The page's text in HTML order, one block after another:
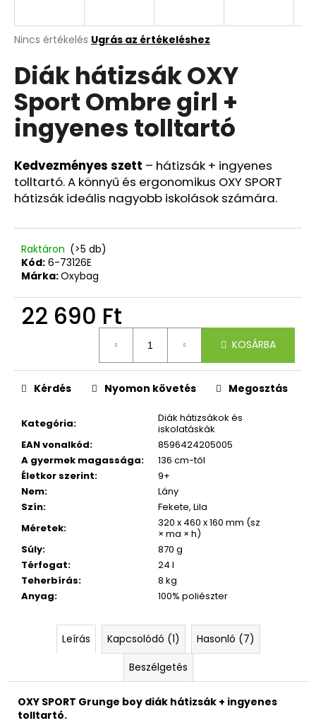
A
átlagos
értékelése
5-
ből
0,0
csillag.
Nincs értékelés Ugrás az értékeléshez
Diák hátizsák OXY
Sport Ombre girl +
ingyenes tolltartó
Kedvezményes szett – hátizsák + ingyenes
tolltartó. A könnyű és ergonomikus OXY SPORT
hátizsák ideális nagyobb iskolások számára.
Raktáron (>5 db)
Kód: 6-73126E
Márka:Oxybag
22 690 Ft
KOSÁRBA
Kategória:
Diák hátizsákok és
iskolatáskák
EAN vonalkód:
8596424205005
A gyermek magassága:
136 cm-től
Életkor szerint:
9+
Nem:
Lány
Szín:
Fekete, Lila
Méretek:
320 x 460 x 160 mm (sz
× ma × h)
Súly:
870 g
Térfogat:
24 l
Teherbírás:
8 kg
Anyag: 100% poliészter
Kérdés Nyomon követés Megosztás
Leírás Kapcsolódó (1)
Hasonló (7)
Beszélgetés
OXY SPORT Grunge boy diák hátizsák + ingyenes
tolltartó.
A
á
n
l
j
u
KULACS
OXY
500
LÓ
ROMANTICUS
HORSE
832
790